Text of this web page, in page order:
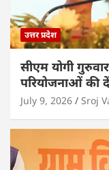
उत्तर प्रदेश
सीएम योगी
परियोजनाओं की
July 9, 2026 Sroj